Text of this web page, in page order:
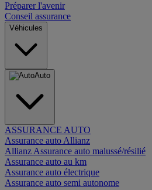
Préparer l'avenir
Conseil assurance
Véhicules
Auto
ASSURANCE AUTO
Assurance auto Allianz
Allianz Assurance auto malussé/résilié
Assurance auto au km
Assurance auto électrique
Assurance auto semi autonome